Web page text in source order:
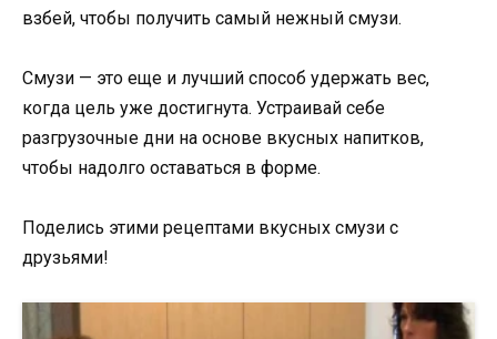
взбей, чтобы получить самый нежный смузи.
Смузи — это еще и лучший способ удержать вес,
когда цель уже достигнута. Устраивай себе
разгрузочные дни на основе вкусных напитков,
чтобы надолго оставаться в форме.
Поделись этими рецептами вкусных смузи с
друзьями!